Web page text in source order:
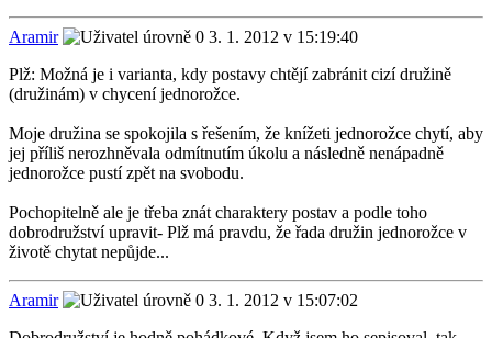
Aramir
3. 1. 2012 v 15:19:40
Plž: Možná je i varianta, kdy postavy chtějí zabránit cizí družině
(družinám) v chycení jednorožce.
Moje družina se spokojila s řešením, že knížeti jednorožce chytí, aby
jej příliš nerozhněvala odmítnutím úkolu a následně nenápadně
jednorožce pustí zpět na svobodu.
Pochopitelně ale je třeba znát charaktery postav a podle toho
dobrodružství upravit- Plž má pravdu, že řada družin jednorožce v
životě chytat nepůjde...
Aramir
3. 1. 2012 v 15:07:02